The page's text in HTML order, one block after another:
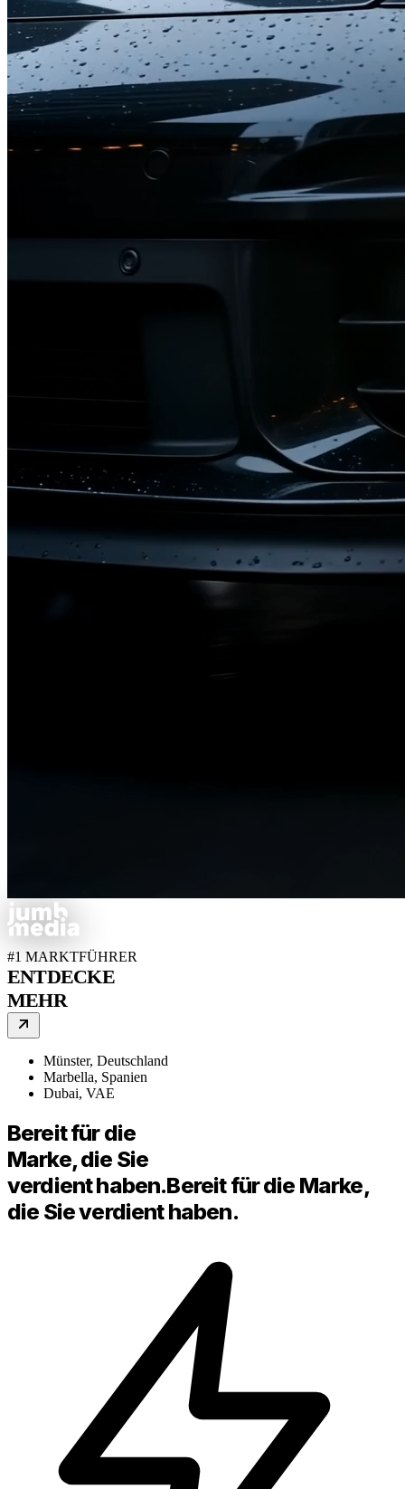
#1 MARKTFÜHRER
ENTDECKE
MEHR
Münster, Deutschland
Marbella, Spanien
Dubai, VAE
Bereit für die
Marke, die Sie
verdient haben.Bereit für die Marke,
die Sie verdient haben.